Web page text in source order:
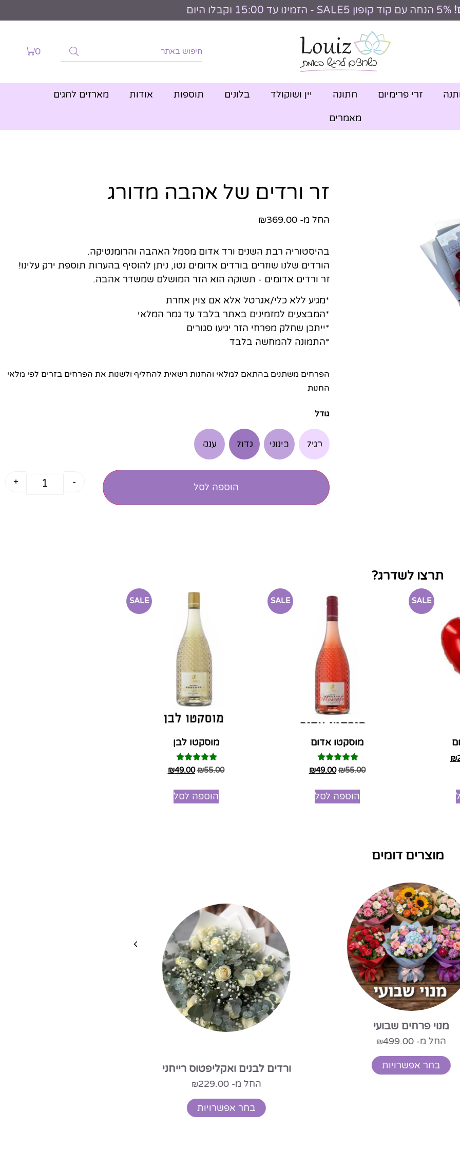
5% הנחה עם קוד קופון SALE5 - הזמינו עד 15:00 וקבלו היום
0
זרי פרימיום חתונה יין ושוקולד בלונים תוספות אודות מארזים לחגים
מאמרים
זר ורדים של אהבה מדורג
החל מ- ₪369.00
בהיסטוריה רבת השנים ורד אדום מסמל האהבה והרומנטיקה.
הורדים שלנו שוזרים בורדים אדומים נטו, ניתן להוסיף בהערות תוספת ירק עלינו!
זר ורדים אדומים - תשוקה הוא הזר המושלם שמשדר אהבה.
*מגיע ללא כלי/אגרטל אלא אם צוין אחרת
*המבצעים למזמינים באתר בלבד עד גמר המלאי
*ייתכן שחלק מפרחי הזר יגיעו סגורים
*התמונה להמחשה בלבד
הפרחים משתנים בהתאם למלאי והחנות רשאית להחליף ולשנות את הפרחים בזרים לפי מלאי
החנות
גודל
רגיל בינוני גדול ענק
-
+ הוספה לסל
תרצו לשדרג?
SALE
₪
SALE
מוסקטו אדום
דורג
5.00
₪55.00
₪49.00
הוספה לסל
SALE
מוסקטו לבן
דורג
5.00
₪55.00
₪49.00
הוספה לסל
מוצרים דומים
לבנים ואקליפטוס רייחני ₪289.00
הוספה לסל